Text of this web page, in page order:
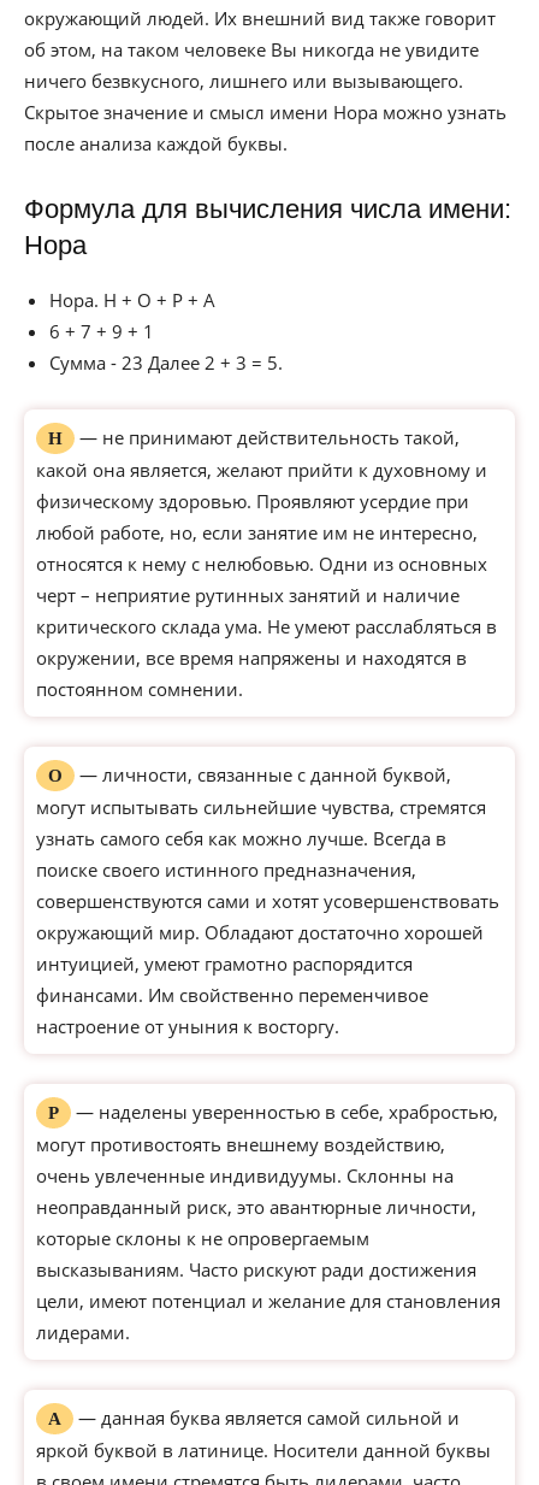
окружающий людей. Их внешний вид также говорит
об этом, на таком человеке Вы никогда не увидите
ничего безвкусного, лишнего или вызывающего.
Скрытое значение и смысл имени Нора можно узнать
после анализа каждой буквы.
Формула для вычисления числа имени:
Нора
Нора. Н + О + Р + А
6 + 7 + 9 + 1
Сумма - 23 Далее 2 + 3 = 5.
Н
— не принимают действительность такой,
какой она является, желают прийти к духовному и
физическому здоровью. Проявляют усердие при
любой работе, но, если занятие им не интересно,
относятся к нему с нелюбовью. Одни из основных
черт – неприятие рутинных занятий и наличие
критического склада ума. Не умеют расслабляться в
окружении, все время напряжены и находятся в
постоянном сомнении.
О
— личности, связанные с данной буквой,
могут испытывать сильнейшие чувства, стремятся
узнать самого себя как можно лучше. Всегда в
поиске своего истинного предназначения,
совершенствуются сами и хотят усовершенствовать
окружающий мир. Обладают достаточно хорошей
интуицией, умеют грамотно распорядится
финансами. Им свойственно переменчивое
настроение от уныния к восторгу.
Р
— наделены уверенностью в себе, храбростью,
могут противостоять внешнему воздействию,
очень увлеченные индивидуумы. Склонны на
неоправданный риск, это авантюрные личности,
которые склоны к не опровергаемым
высказываниям. Часто рискуют ради достижения
цели, имеют потенциал и желание для становления
лидерами.
А
— данная буква является самой сильной и
яркой буквой в латинице. Носители данной буквы